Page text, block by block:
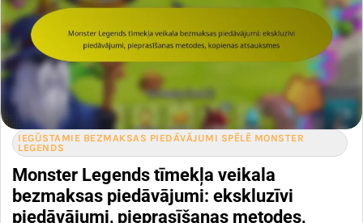
IEGŪSTAMIE BEZMAKSAS PIEDĀVĀJUMI SPĒLĒ MONSTER
LEGENDS
Monster Legends tīmekļa veikala
bezmaksas piedāvājumi: ekskluzīvi
piedāvājumi, pieprasīšanas metodes,